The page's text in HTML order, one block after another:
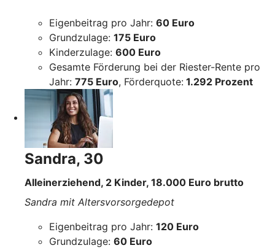
Eigenbeitrag pro Jahr: 60 Euro
Grundzulage: 175 Euro
Kinderzulage: 600 Euro
Gesamte Förderung bei der Riester-Rente pro
Jahr: 775 Euro, Förderquote: 1.292 Prozent
Sandra, 30
Alleinerziehend, 2 Kinder, 18.000 Euro brutto
Sandra mit Altersvorsorgedepot
Eigenbeitrag pro Jahr: 120 Euro
Grundzulage: 60 Euro